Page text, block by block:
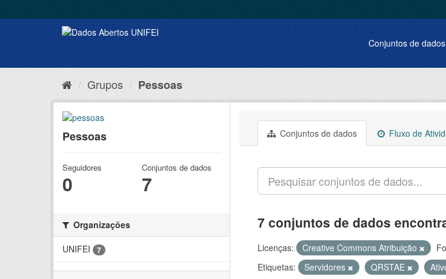
Conjuntos de dados
Grupos Pessoas
Pessoas
Seguidores
0
Conjuntos de dados
7
Organizações
UNIFEI
7
Conjuntos de dados Fluxo de
7 conjuntos de dados
Licenças: Creative Commons Atribuição
Etiquetas:
Servidores QRSTAE